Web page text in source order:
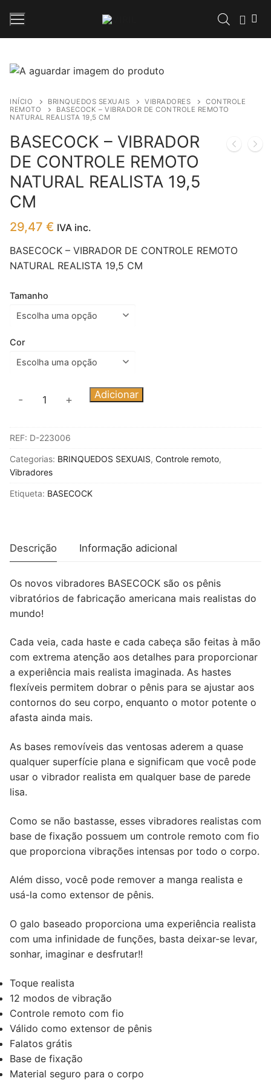
para
conteúdo
Loja
Contos Eróticos
Sobre Nós
INÍCIO BRINQUEDOS SEXUAIS VIBRADORES
CONTROLE
REMOTO
BASECOCK – VIBRADOR DE CONTROLE REMOTO
NATURAL REALISTA 19,5 CM
BASECOCK – VIBRADOR
DE CONTROLE REMOTO
NATURAL REALISTA 19,5
CM
29,47 € IVA inc.
BASECOCK – VIBRADOR DE CONTROLE REMOTO
NATURAL REALISTA 19,5 CM
Tamanho
Cor
Quantidade
-
VIBRADOR
DE
REMOTO
19,5
CM
- + Adicionar
REF: D-223006
Categorias: BRINQUEDOS SEXUAIS, Controle remoto,
Vibradores
Etiqueta: BASECOCK
Descrição Informação adicional
Os novos vibradores BASECOCK são os pênis
vibratórios de fabricação americana mais realistas do
mundo!
Cada veia, cada haste e cada cabeça são feitas à mão
com extrema atenção aos detalhes para proporcionar
a experiência mais realista imaginada. As hastes
flexíveis permitem dobrar o pênis para se ajustar aos
contornos do seu corpo, enquanto o motor potente o
afasta ainda mais.
As bases removíveis das ventosas aderem a quase
qualquer superfície plana e significam que você pode
usar o vibrador realista em qualquer base de parede
lisa.
Como se não bastasse, esses vibradores realistas com
base de fixação possuem um controle remoto com fio
que proporciona vibrações intensas por todo o corpo.
Além disso, você pode remover a manga realista e
usá-la como extensor de pênis.
O galo baseado proporciona uma experiência realista
com uma infinidade de funções, basta deixar-se levar,
sonhar, imaginar e desfrutar!!
Toque realista
12 modos de vibração
Controle remoto com fio
Válido como extensor de pênis
Falatos grátis
Base de fixação
Material seguro para o corpo